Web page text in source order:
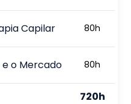
Capilar 80h
o Mercado 80h
720h